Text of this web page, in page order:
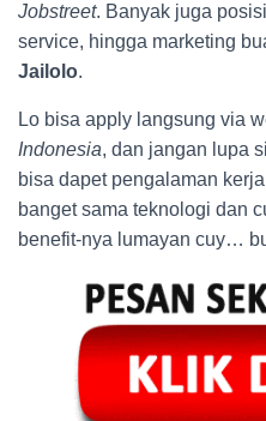
Jobstreet. Banyak juga
service, hingga marketing
Jailolo.
Lo bisa apply langsung via
Indonesia, dan jangan lupa
bisa dapet pengalaman
banget sama teknologi dan
benefit-nya lumayan cuy…